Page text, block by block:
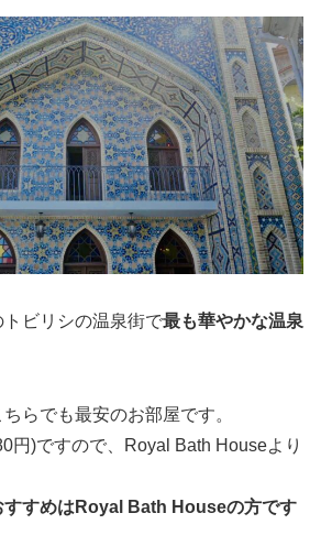
ビリシの温泉街で最も華やかな温泉
らでも最安のお部屋です。
円)ですので、Royal Bath Houseより
すめはRoyal Bath Houseの方です